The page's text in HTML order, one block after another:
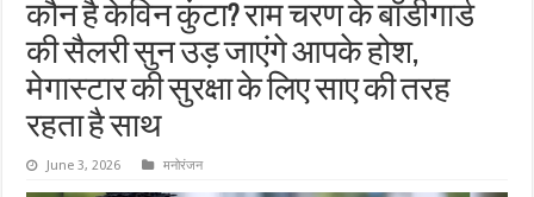
कौन है केविन कुंटा? राम चरण के बॉडीगार्ड
की सैलरी सुन उड़ जाएंगे आपके होश,
मेगास्टार की सुरक्षा के लिए साए की तरह
रहता है साथ
June 3, 2026 मनोरंजन